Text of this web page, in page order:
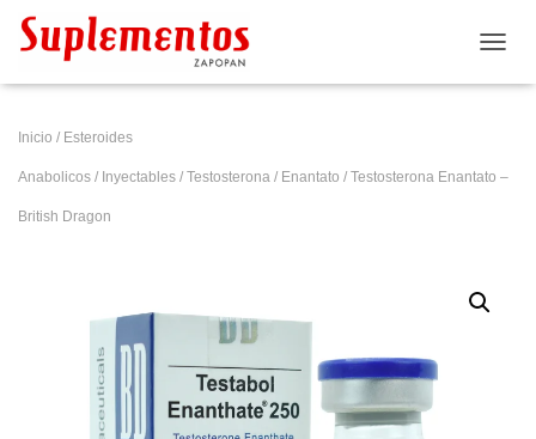
Inicio / Esteroides
Anabolicos / Inyectables / Testosterona / Enantato / Testosterona Enantato –
British Dragon